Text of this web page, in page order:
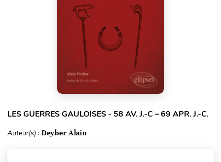
LES GUERRES GAULOISES - 58 AV. J.-C – 69 APR. J.-C.
Auteur(s) : Deyber Alain